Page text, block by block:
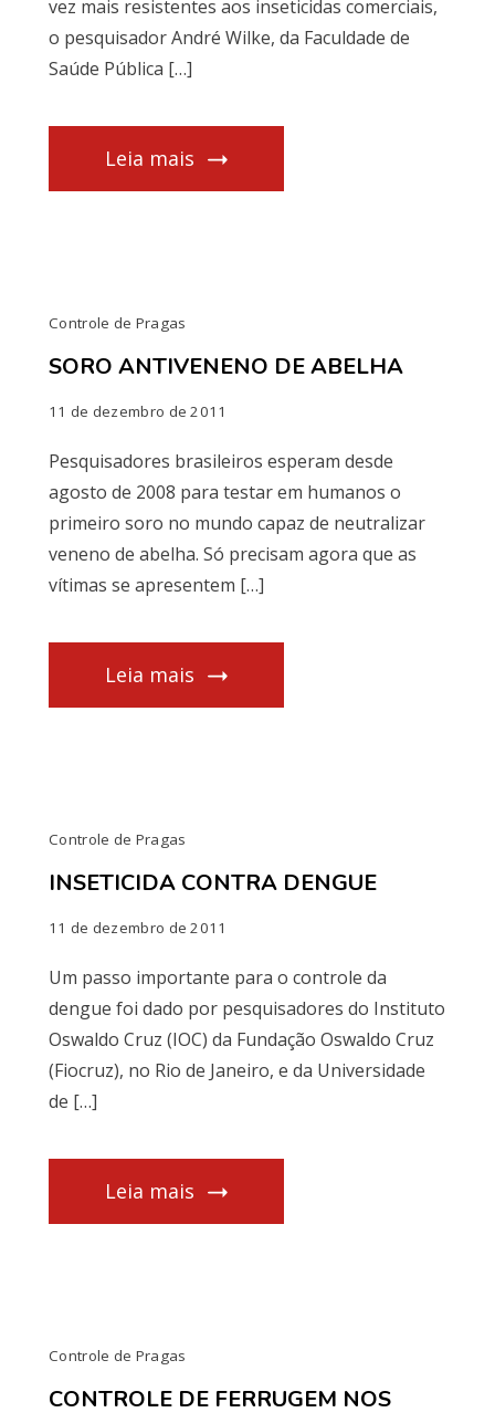
vez mais resistentes aos inseticidas comerciais,
o pesquisador André Wilke, da Faculdade de
Saúde Pública […]
Leia mais
Controle de Pragas
SORO ANTIVENENO DE ABELHA
11 de dezembro de 2011
Pesquisadores brasileiros esperam desde
agosto de 2008 para testar em humanos o
primeiro soro no mundo capaz de neutralizar
veneno de abelha. Só precisam agora que as
vítimas se apresentem […]
Leia mais
Controle de Pragas
INSETICIDA CONTRA DENGUE
11 de dezembro de 2011
Um passo importante para o controle da
dengue foi dado por pesquisadores do Instituto
Oswaldo Cruz (IOC) da Fundação Oswaldo Cruz
(Fiocruz), no Rio de Janeiro, e da Universidade
de […]
Leia mais
Controle de Pragas
CONTROLE DE FERRUGEM NOS